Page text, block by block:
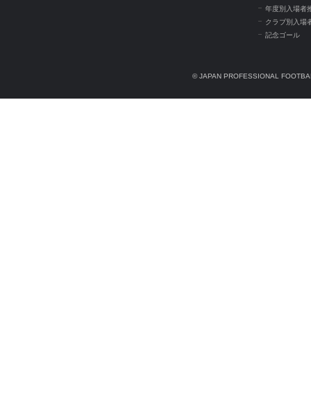
年度別入場者
クラブ別入場
記念ゴール
© JAPAN PROFESSIONAL